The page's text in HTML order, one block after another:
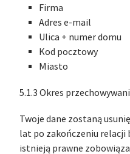
Firma
Adres e-mail
Ulica + numer domu
Kod pocztowy
Miasto
5.1.3 Okres
Twoje dane zostaną
lat po zakończeniu relacji
istnieją prawne